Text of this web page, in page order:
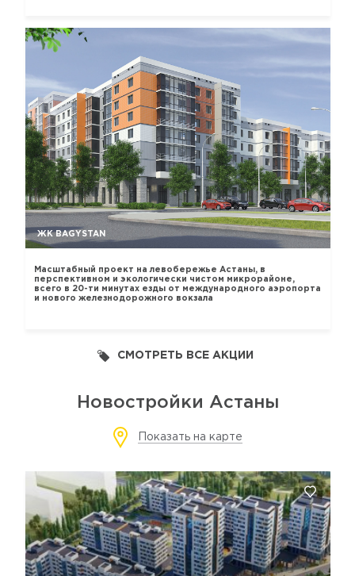
ЖК BAGYSTAN
Масштабный проект на левобережье Астаны, в
перспективном и экологически чистом микрорайоне,
всего в 20-ти минутах езды от международного аэропорта
и нового железнодорожного вокзала
СМОТРЕТЬ ВСЕ АКЦИИ
Новостройки Астаны
Показать на карте